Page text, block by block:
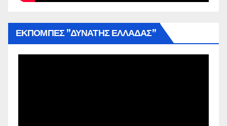
ΕΚΠΟΜΠΕΣ ”ΔΥΝΑΤΗΣ ΕΛΛΑΔΑΣ”